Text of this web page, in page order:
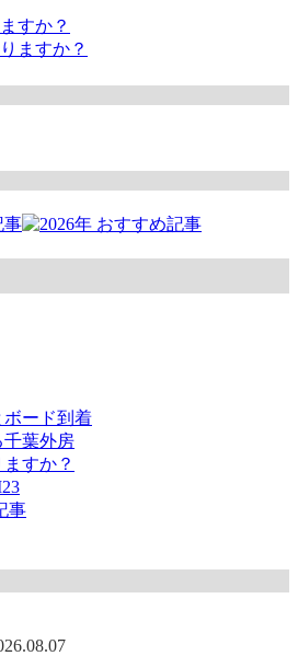
すか？
事
ード到着
千葉外房
すか？
事